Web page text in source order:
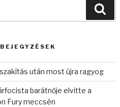
után most újra ragyog
barátnője elvitte a
Fury meccsén